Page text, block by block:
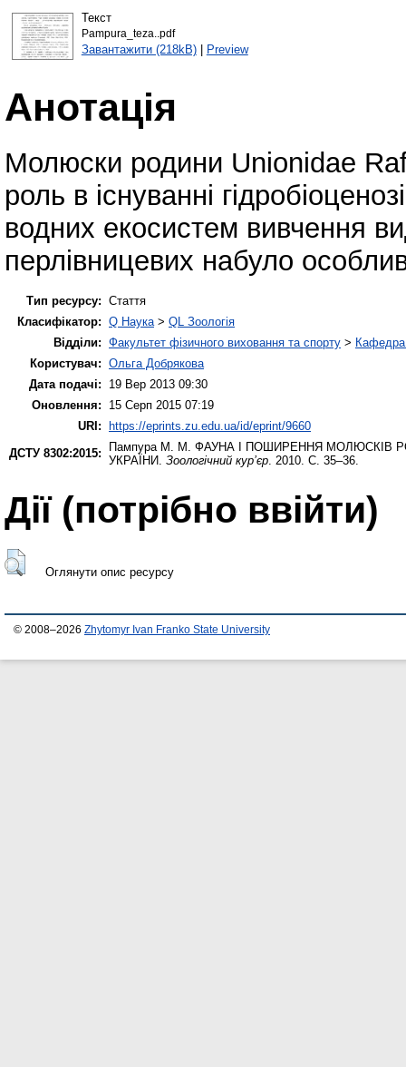
Текст
Pampura_teza..pdf
Завантажити (218kB)| Preview
Анотація
Молюски родини Unionidae
роль в існуванні
водних екосистем вивчення
перлівницевих набуло
Тип ресурсу: Стаття
Класифікатор: Q Наука > QL Зоологія
Відділи: Факультет фізичного виховання та спорту > Кафедра
Користувач: Ольга Добрякова
Дата подачі:
19 Вер 2013 09:30
Оновлення:
15 Серп 2015 07:19
URI: https://eprints.zu.edu.ua/id/eprint/9660
ДСТУ 8302:2015:
Пампура М. М. ФАУНА І ПОШИРЕННЯ МОЛЮСКІВ
УКРАЇНИ. Зоологічний кур’єр . 2010. С. 35–36.
Дії ​​(потрібно ввійти)
Оглянути опис ресурсу
© 2008–2026 Zhytomyr Ivan Franko State University